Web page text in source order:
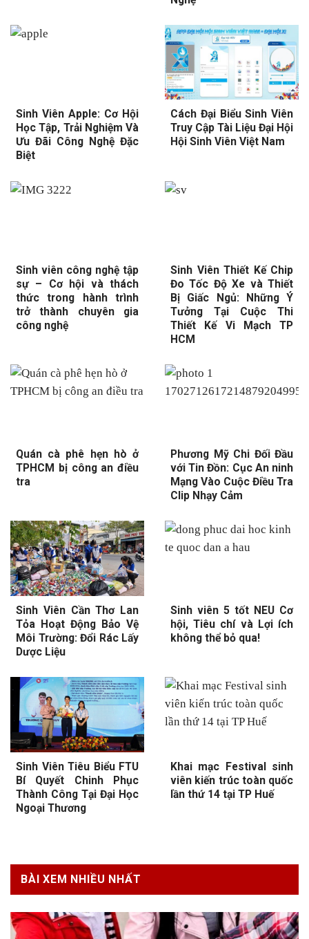
Sinh Viên Apple: Cơ Hội
Học Tập, Trải Nghiệm Và
Ưu Đãi Công Nghệ Đặc
Biệt
Cách Đại Biểu Sinh Viên
Truy Cập Tài Liệu Đại Hội
Hội Sinh Viên Việt Nam
Sinh viên công nghệ tập
sự – Cơ hội và thách
thức trong hành trình
trở thành chuyên gia
công nghệ
Sinh Viên Thiết Kế Chip
Đo Tốc Độ Xe và Thiết
Bị Giấc Ngủ: Những Ý
Tưởng Tại Cuộc Thi
Thiết Kế Vi Mạch TP
HCM
Quán cà phê hẹn hò ở
TPHCM bị công an điều
tra
Phương Mỹ Chi Đối Đầu
với Tin Đồn: Cục An ninh
Mạng Vào Cuộc Điều Tra
Clip Nhạy Cảm
Sinh Viên Cần Thơ Lan
Tỏa Hoạt Động Bảo Vệ
Môi Trường: Đổi Rác Lấy
Dược Liệu
Sinh viên 5 tốt NEU Cơ
hội, Tiêu chí và Lợi ích
không thể bỏ qua!
Sinh Viên Tiêu Biểu FTU
Bí Quyết Chinh Phục
Thành Công Tại Đại Học
Ngoại Thương
Khai mạc Festival sinh
viên kiến trúc toàn quốc
lần thứ 14 tại TP Huế
BÀI XEM NHIỀU NHẤT